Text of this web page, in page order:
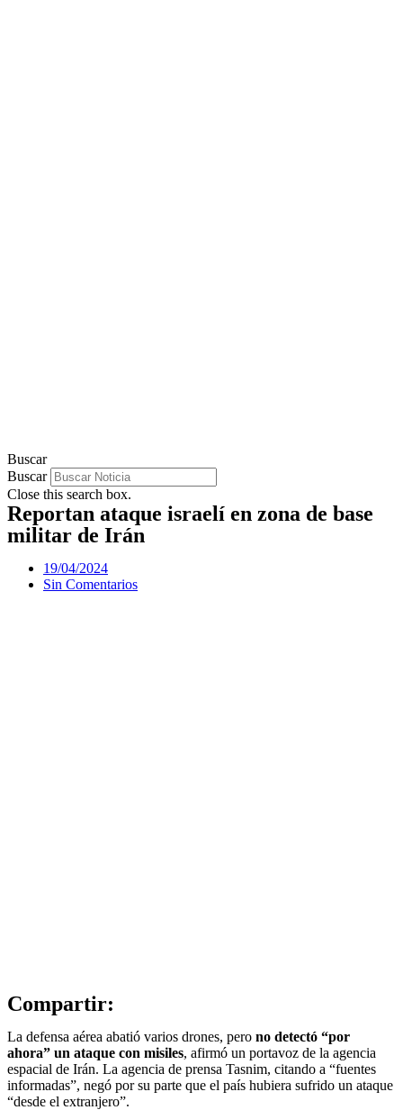
Buscar
Buscar
Close this search box.
Reportan ataque israelí en zona de base
militar de Irán
19/04/2024
Sin Comentarios
Compartir:
La defensa aérea abatió varios drones, pero no detectó “por
ahora” un ataque con misiles, afirmó un portavoz de la agencia
espacial de Irán. La agencia de prensa Tasnim, citando a “fuentes
informadas”, negó por su parte que el país hubiera sufrido un ataque
“desde el extranjero”.